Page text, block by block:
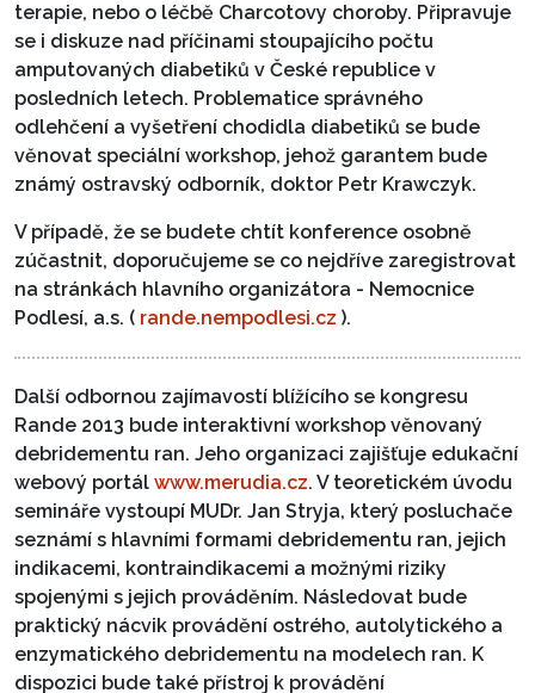
terapie, nebo o léčbě Charcotovy choroby. Připravuje
se i diskuze nad příčinami stoupajícího počtu
amputovaných diabetiků v České republice v
posledních letech. Problematice správného
odlehčení a vyšetření chodidla diabetiků se bude
věnovat speciální workshop, jehož garantem bude
známý ostravský odborník, doktor Petr Krawczyk.
V případě, že se budete chtít konference osobně
zúčastnit, doporučujeme se co nejdříve zaregistrovat
na stránkách hlavního organizátora - Nemocnice
Podlesí, a.s. ( rande.nempodlesi.cz ).
Další odbornou zajímavostí blížícího se kongresu
Rande 2013 bude interaktivní workshop věnovaný
debridementu ran. Jeho organizaci zajišťuje edukační
webový portál www.merudia.cz. V teoretickém úvodu
semináře vystoupí MUDr. Jan Stryja, který posluchače
seznámí s hlavními formami debridementu ran, jejich
indikacemi, kontraindikacemi a možnými riziky
spojenými s jejich prováděním. Následovat bude
praktický nácvik provádění ostrého, autolytického a
enzymatického debridementu na modelech ran. K
dispozici bude také přístroj k provádění